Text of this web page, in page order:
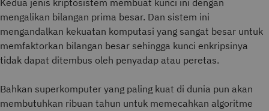
Kedua jenis kriptosistem membuat kunci ini dengan
mengalikan bilangan prima besar. Dan sistem ini
mengandalkan kekuatan komputasi yang sangat besar untuk
memfaktorkan bilangan besar sehingga kunci enkripsinya
tidak dapat ditembus oleh penyadap atau peretas.
Bahkan superkomputer yang paling kuat di dunia pun akan
membutuhkan ribuan tahun untuk memecahkan algoritme